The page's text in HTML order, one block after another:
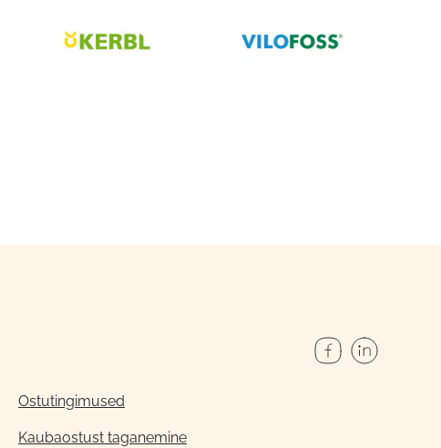
Ostutingimused
Kaubaostust taganemine